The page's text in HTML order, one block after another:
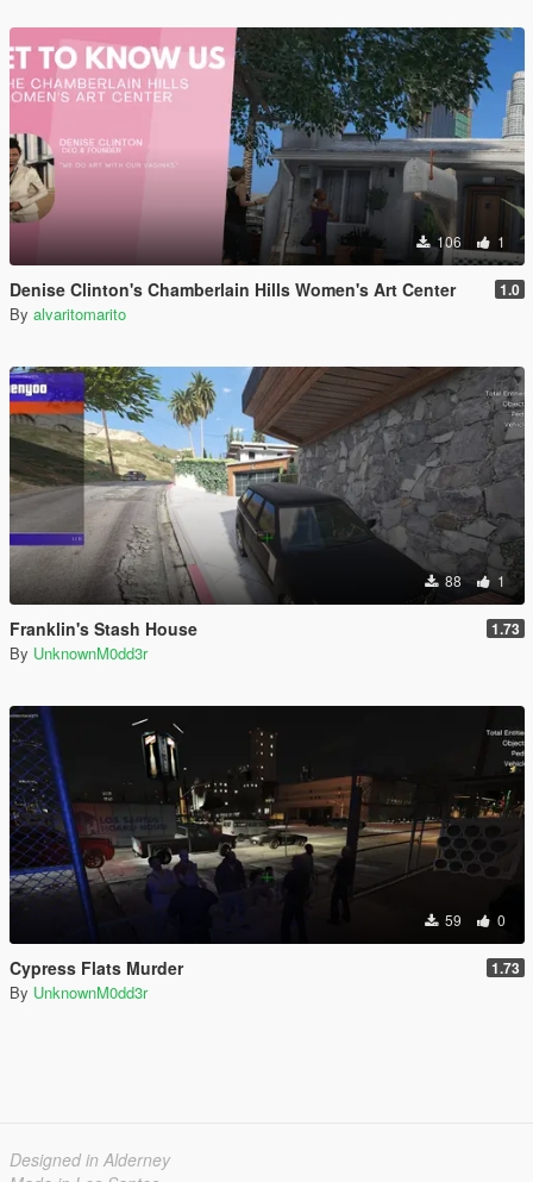
106 1
Denise Clinton's Chamberlain Hills Women's Art Center 1.0
By alvaritomarito
88 1
Franklin's Stash House 1.73
By UnknownM0dd3r
59 0
Cypress Flats Murder 1.73
By UnknownM0dd3r
Designed in Alderney